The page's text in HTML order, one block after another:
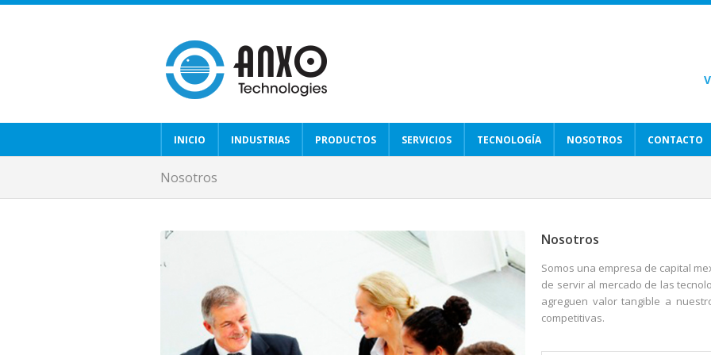
INICIO INDUSTRIAS PRODUCTOS SERVICIOS TECNOLOGÍA NOSOTROS CONTACTO
Nosotros
Nosotros
Somos una empresa de capital
de servir al mercado de las
agreguen valor tangible a
competitivas.